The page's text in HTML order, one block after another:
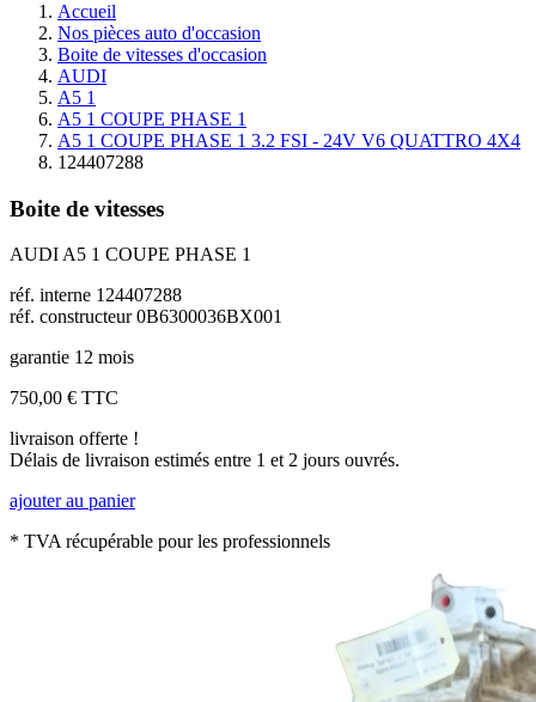
Accueil
Nos pièces auto d'occasion
Boite de vitesses d'occasion
AUDI
A5 1
A5 1 COUPE PHASE 1
A5 1 COUPE PHASE 1 3.2 FSI - 24V V6 QUATTRO 4X4
124407288
Boite de vitesses
AUDI A5 1 COUPE PHASE 1
réf. interne 124407288
réf. constructeur 0B6300036BX001
garantie 12 mois
750,00 € TTC
livraison offerte !
Délais de livraison estimés entre 1 et 2 jours ouvrés.
ajouter au panier
* TVA récupérable pour les professionnels